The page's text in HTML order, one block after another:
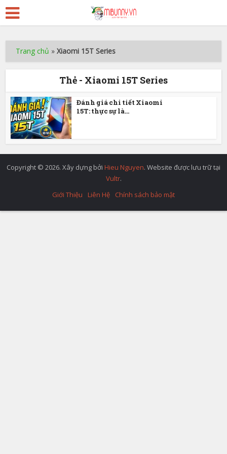
Trang chủ »Xiaomi 15T Series
Thẻ - Xiaomi 15T Series
Đánh giá chi tiết Xiaomi
15T: thực sự là...
Copyright © 2026. Xây dựng bởi Hieu Nguyen. Website được lưu trữ tại
Vultr.
Giới Thiệu
Liên Hệ Chính sách bảo mật